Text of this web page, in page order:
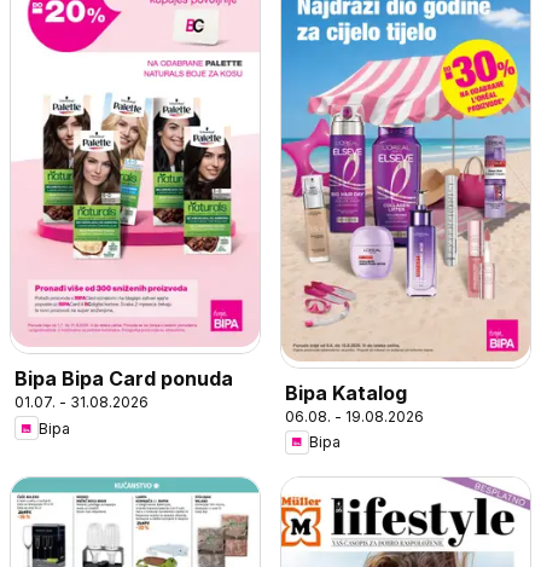
Bipa Bipa Card ponuda
01.07. - 31.08.2026
Bipa
Bipa Katalog
06.08. - 19.08.2026
Bipa